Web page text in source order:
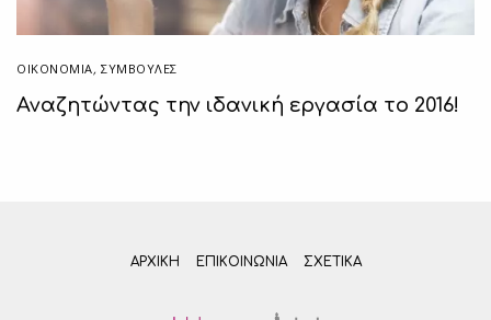
ΟΙΚΟΝΟΜΙΑ,ΣΥΜΒΟΥΛΈΣ
Αναζητώντας την ιδανική εργασία το 2016!
ΑΡΧΙΚΗ ΕΠΙΚΟΙΝΩΝΊΑ ΣΧΕΤΙΚΆ